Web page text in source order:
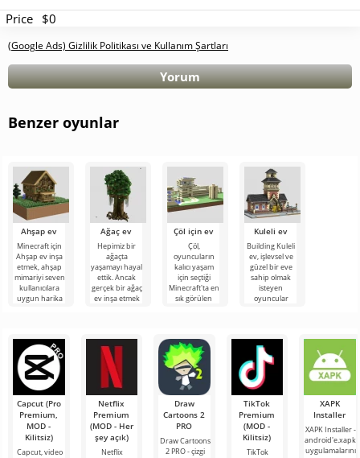
Price $0
(Google Ads) Gizlilik Politikası ve Kullanım Şartları
Yorum
Benzer oyunlar
Ahşap ev
Minecraft için
Ahşap ev inşa
etmek, ahşap
mimariyi seven
kullanıcılara
uygun harika
Ağaç ev
Hepimiz bir
ağaçta
yaşamayı hayal
ettik. Ancak
gerçek bir ağaç
ev inşa etmek
Çöl için ev
Çöl,
oyuncuların
kalıcı yaşam
için seçtiği
Minecraft'ta en
sık görülen
Kuleli ev
Building Kuleli
ev, işlevsel ve
güzel bir eve
sahip olmak
isteyen
oyuncular
Capcut (Pro
Premium,
MOD -
Kilitsiz)
Capcut, video
Netflix
Premium
(MOD - Her
şey açık)
Netflix
Draw
Cartoons 2
PRO
Draw Cartoons
2 PRO - çizgi
TikTok
Premium
(MOD -
Kilitsiz)
TikTok
XAPK
Installer
XAPK Installer -
android'e.xapk
uygulamalarını